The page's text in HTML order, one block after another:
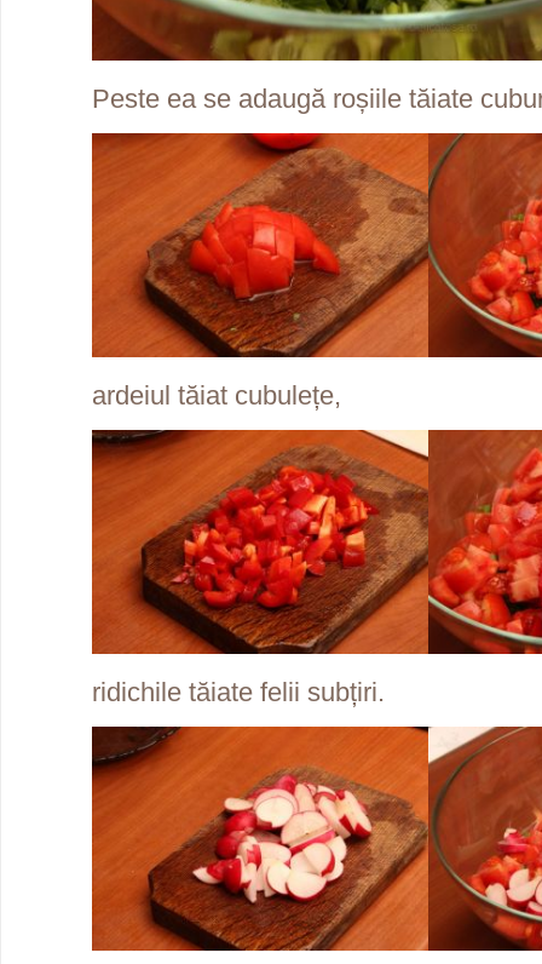
Peste ea se adaugă roșiile tăiate
ardeiul tăiat cubulețe,
ridichile tăiate felii subțiri.